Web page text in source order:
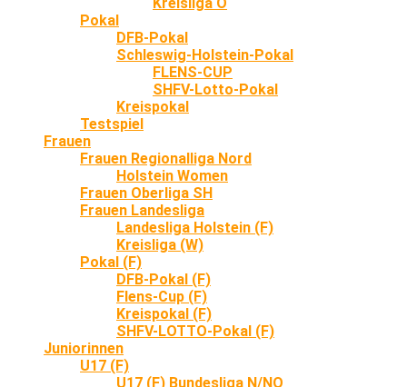
Pokal
DFB-Pokal
Schleswig-Holstein-Pokal
FLENS-CUP
SHFV-Lotto-Pokal
Kreispokal
Testspiel
Frauen
Frauen Regionalliga Nord
Holstein Women
Frauen Oberliga SH
Frauen Landesliga
Landesliga Holstein (F)
Kreisliga (W)
Pokal (F)
DFB-Pokal (F)
Flens-Cup (F)
Kreispokal (F)
SHFV-LOTTO-Pokal (F)
Juniorinnen
U17 (F)
U17 (F) Bundesliga N/NO